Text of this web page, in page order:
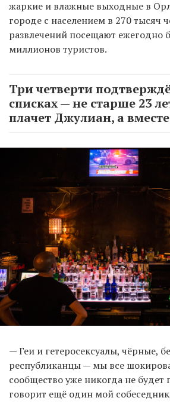
жаркие и влажные выходные в
городе с населением в 270 тысяч
развлечений посещают ежегодно
миллионов туристов.
Три четверти
списках — не старше 23
плачет Джулиан, а
— Геи и гетеросексуалы, чёрные,
республиканцы — мы все
сообщество уже никогда не
говорит ещё один мой